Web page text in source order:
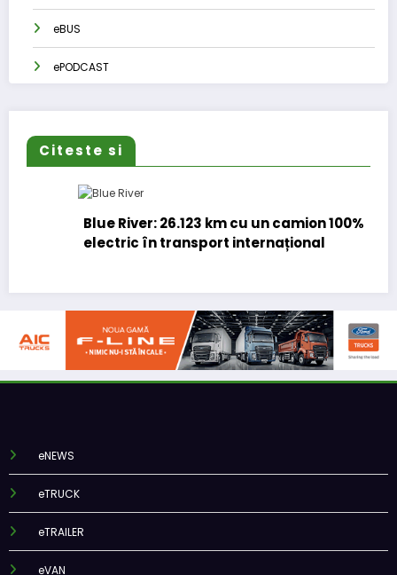
eBUS
ePODCAST
Citeste si
Blue River: 26.123 km cu un camion 100%
electric în transport internațional
eNEWS
eTRUCK
eTRAILER
eVAN